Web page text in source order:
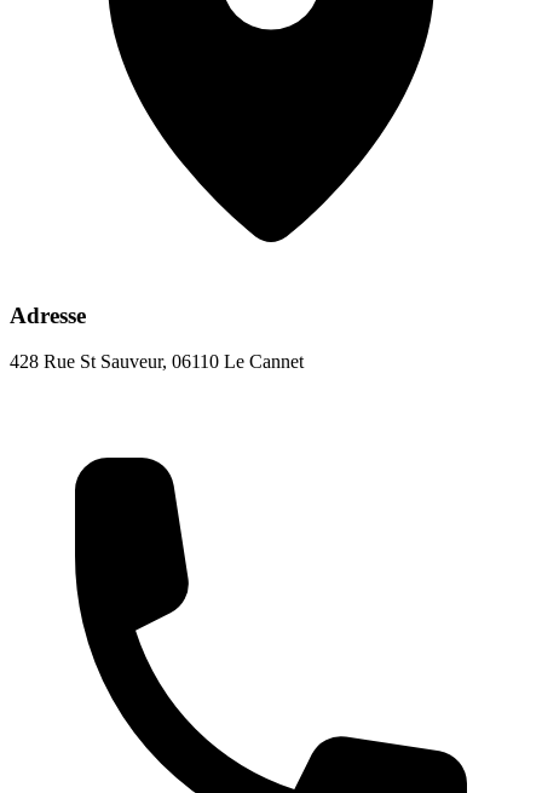
Adresse
428 Rue St Sauveur, 06110 Le Cannet